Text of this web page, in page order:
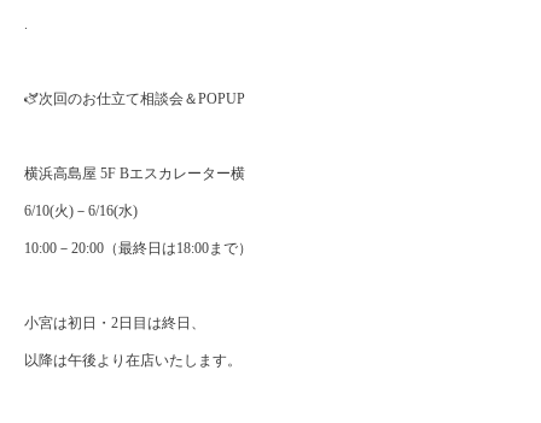
.
🫏次回のお仕立て相談会＆POPUP
横浜高島屋 5F Bエスカレーター横
6/10(火)－6/16(水)
10:00－20:00（最終日は18:00まで）
小宮は初日・2日目は終日、
以降は午後より在店いたします。